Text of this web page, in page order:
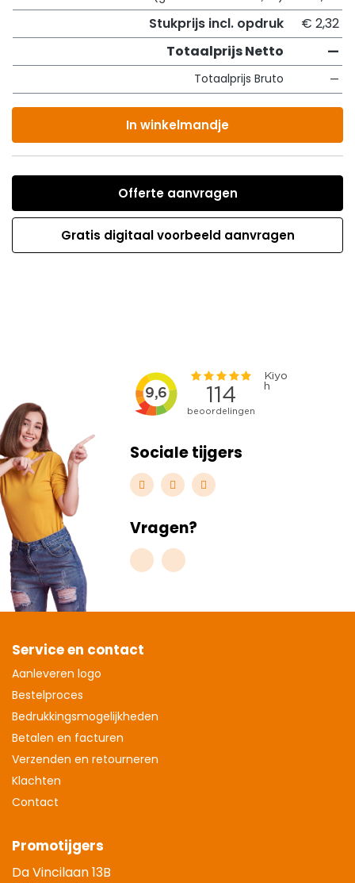
Stukprijs incl. opdruk
€ 2,32
Totaalprijs Netto
—
Totaalprijs Bruto —
In winkelmandje
Offerte aanvragen
Gratis digitaal voorbeeld aanvragen
Sociale tijgers
Vragen?
Service en contact
Aanleveren logo
Bestelproces
Bedrukkingsmogelijkheden
Betalen en facturen
Verzenden en retourneren
Klachten
Contact
Promotijgers
Da Vincilaan 13B